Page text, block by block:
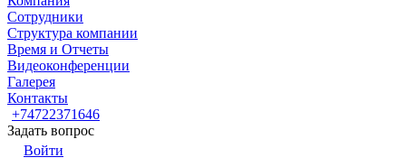
Сотрудники
Структура компании
Время и Отчеты
Видеоконференции
Галерея
Контакты
+74722371646
Задать вопрос
Войти